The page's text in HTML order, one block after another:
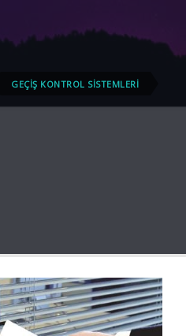
GEÇIŞ KONTROL SISTEMLERI